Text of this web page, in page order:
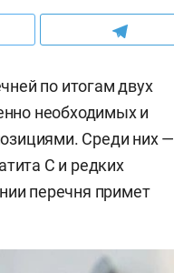
по итогам двух
необходимых и
Среди них —
С и редких
перечня примет